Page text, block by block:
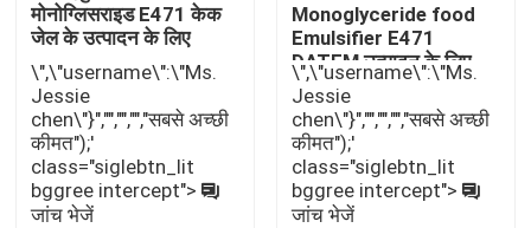
कारखाना भ्रमण
गुणवत्ता नियंत्रण
संपर्क करें
मोनोग्लिसराइड E471 केक
जेल के उत्पादन के लिए
\",\"username\":\"Ms.
Jessie
chen\"}","","","","सबसे अच्छी
कीमत");'
class="siglebtn_lit
bggree intercept">
जांच भेजें
Monoglyceride food
Emulsifier E471
DATEM उत्पादन के लिए
DMG जीएमएस
\",\"username\":\"Ms.
Jessie
chen\"}","","","","सबसे अच्छी
कीमत");'
class="siglebtn_lit
bggree intercept">
जांच भेजें